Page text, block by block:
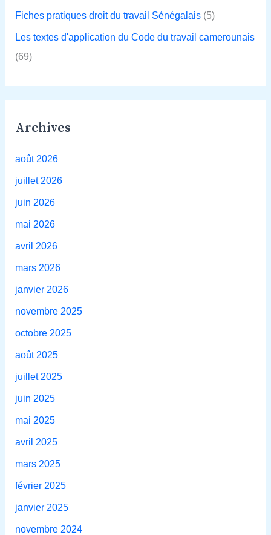
Fiches pratiques droit du travail Sénégalais(5)
Les textes d'application du Code du travail camerounais
(69)
Archives
août 2026
juillet 2026
juin 2026
mai 2026
avril 2026
mars 2026
janvier 2026
novembre 2025
octobre 2025
août 2025
juillet 2025
juin 2025
mai 2025
avril 2025
mars 2025
février 2025
janvier 2025
novembre 2024